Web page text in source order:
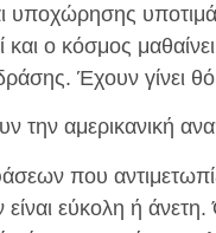
υποχώρησης
ο κόσμος μαθαίνει:
Έχουν γίνει
την αμερικανική
που
εύκολη ή άνετη.